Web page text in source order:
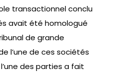
transactionnel conclu
avait été homologué
de grande
l’une de ces sociétés
des parties a fait